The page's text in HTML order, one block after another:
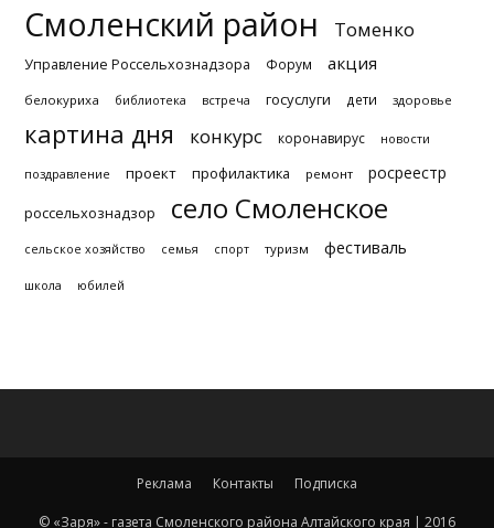
Смоленский район Томенко
Управление Россельхознадзора Форум акция
белокуриха библиотека встреча госуслуги дети здоровье
картина дня конкурс коронавирус новости
поздравление проект профилактика ремонт росреестр
россельхознадзор село Смоленское
сельское хозяйство семья спорт туризм фестиваль
школа юбилей
Реклама Контакты Подписка
© «Заря» - газета Смоленского района Алтайского края | 2016